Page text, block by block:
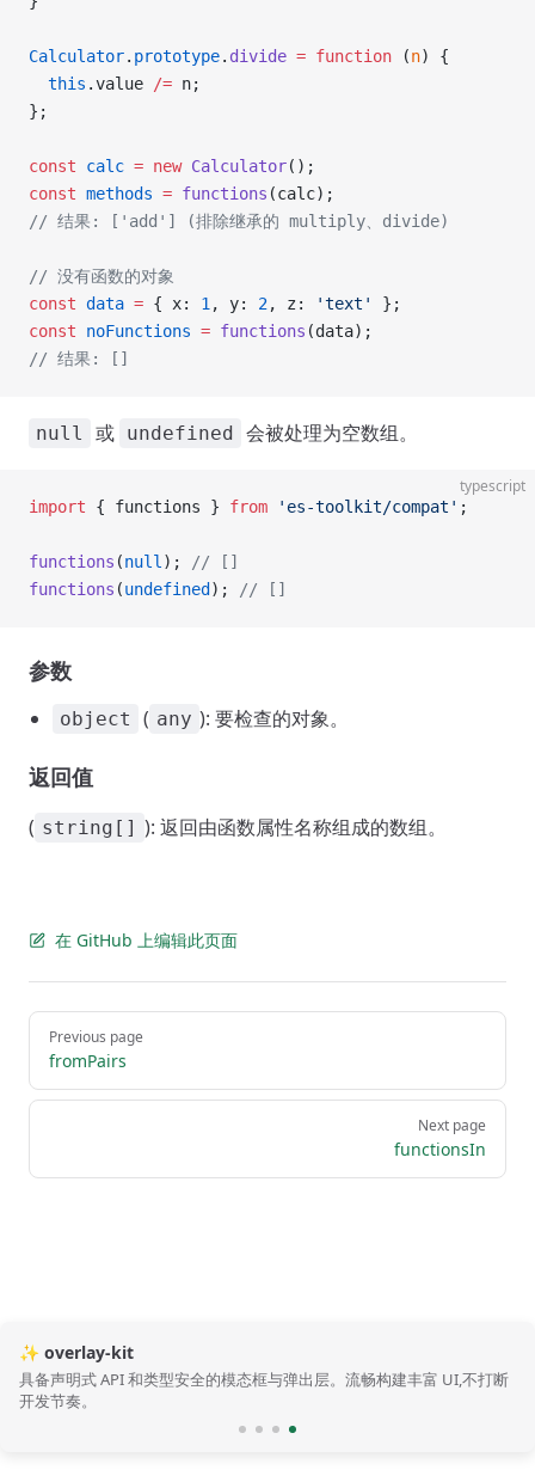
Calculator. prototype. divide = function (n) {
  this
.value /= n;
};
const calc = new Calculator();
const methods = functions (calc);
// 结果: ['add'] (排除继承的 multiply、divide)
// 没有函数的对象
const data = { x: 1 , y: 2, z: 'text'
};
const noFunctions = functions (data);
// 结果: []
null 或 undefined 会被处理为空数组。
typescript
import { functions } from 'es-toolkit/compat' ;
functions (null );
// []
functions (undefined ); // []
参数
object ( any ): 要检查的对象。
返回值
( string[] ): 返回由函数属性名称组成的数组。
在 GitHub 上编辑此页面
Pager
Previous page
fromPairs
Next page
functionsIn
✨ overlay-kit
具备声明式 API 和类型安全的模态框与弹出层。流畅构建丰富 UI,不打断
开发节奏。